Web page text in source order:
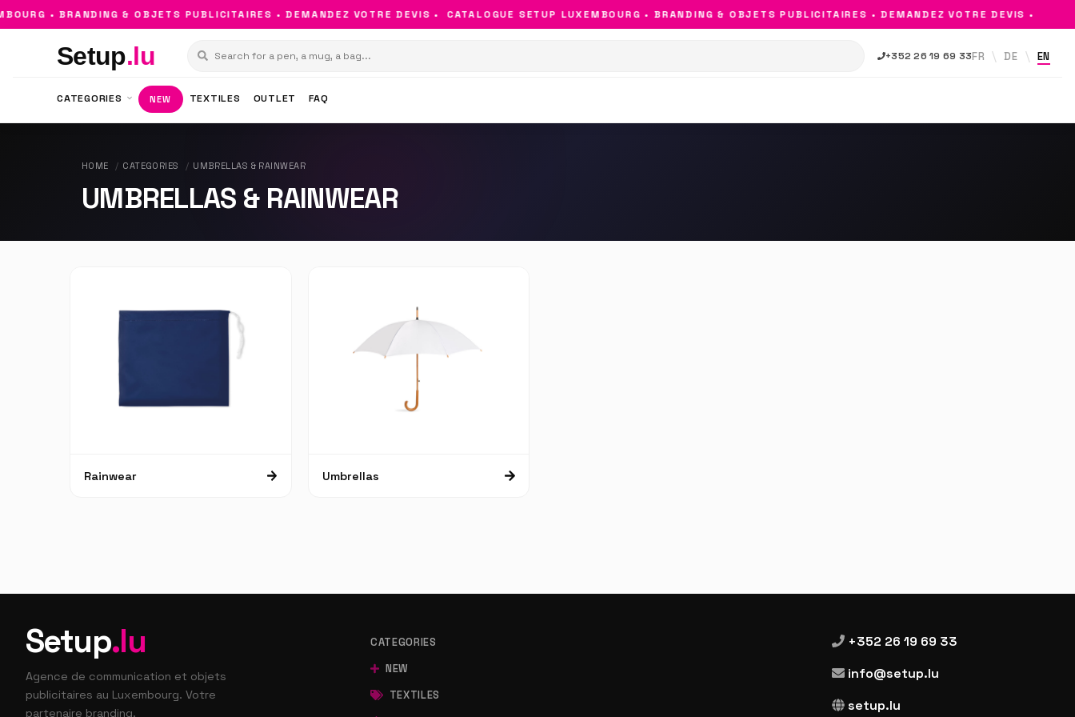
• BRANDING & OBJETS PUBLICITAIRES • DEMANDEZ VOTRE DEVIS • CATALOGUE SETUP LUXEMBOURG • BRANDING & OBJETS PUBLICITAIRES • DEMANDEZ VOTRE DEVIS •
Setup.lu +352 26 19 69 33FR DE EN
CATEGORIES NEW TEXTILES OUTLET FAQ
HOME CATEGORIES UMBRELLAS & RAINWEAR
UMBRELLAS & RAINWEAR
Rainwear Umbrellas
Setup.lu
Agence de communication et objets
publicitaires au Luxembourg. Votre
partenaire branding.
CATEGORIES
NEW
TEXTILES
+352 26 19 69 33
info@setup.lu
setup.lu